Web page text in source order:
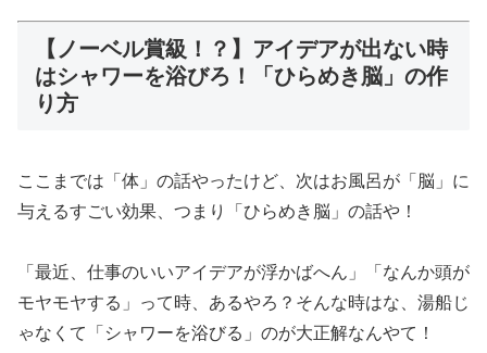
【ノーベル賞級！？】アイデアが出ない時
はシャワーを浴びろ！「ひらめき脳」の作
り方
ここまでは「体」の話やったけど、次はお風呂が「脳」に
与えるすごい効果、つまり「ひらめき脳」の話や！
「最近、仕事のいいアイデアが浮かばへん」「なんか頭が
モヤモヤする」って時、あるやろ？そんな時はな、湯船じ
ゃなくて「シャワーを浴びる」のが大正解なんやて！